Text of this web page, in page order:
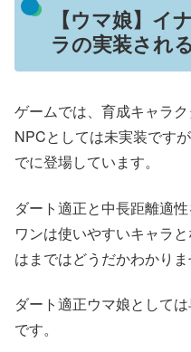
【ウマ娘】イ
ラの実装され
ゲームでは、育成キャラ
NPCとしては未実装です
でに登場しています。
ダート適正と中長距離適
ワンは使いやすいキャラ
はまではどうだかわかりま
ダート適正ウマ娘として
です。